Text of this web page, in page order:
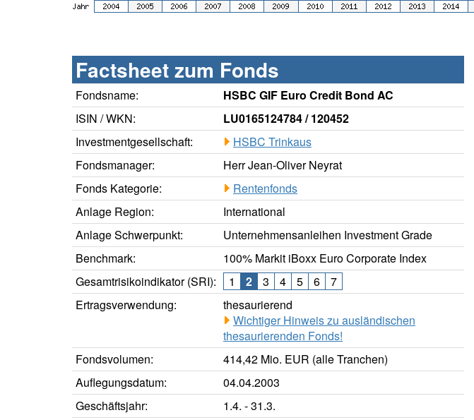
Factsheet zum Fonds
Fondsname:
HSBC GIF Euro Credit Bond AC
ISIN / WKN:
LU0165124784 / 120452
Investmentgesellschaft:
HSBC Trinkaus
Fondsmanager:
Herr Jean-Oliver Neyrat
Fonds Kategorie:
Rentenfonds
Anlage Region:
International
Anlage Schwerpunkt:
Unternehmensanleihen Investment Grade
Benchmark:
100% Markit iBoxx Euro Corporate Index
Gesamtrisikoindikator (SRI):
1 2 3 4 5 6
7
Ertragsverwendung:
thesaurierend
Wichtiger Hinweis zu ausländischen
thesaurierenden Fonds!
Fondsvolumen:
414,42 Mio. EUR (alle Tranchen)
Auflegungsdatum:
04.04.2003
Geschäftsjahr:
1.4. - 31.3.